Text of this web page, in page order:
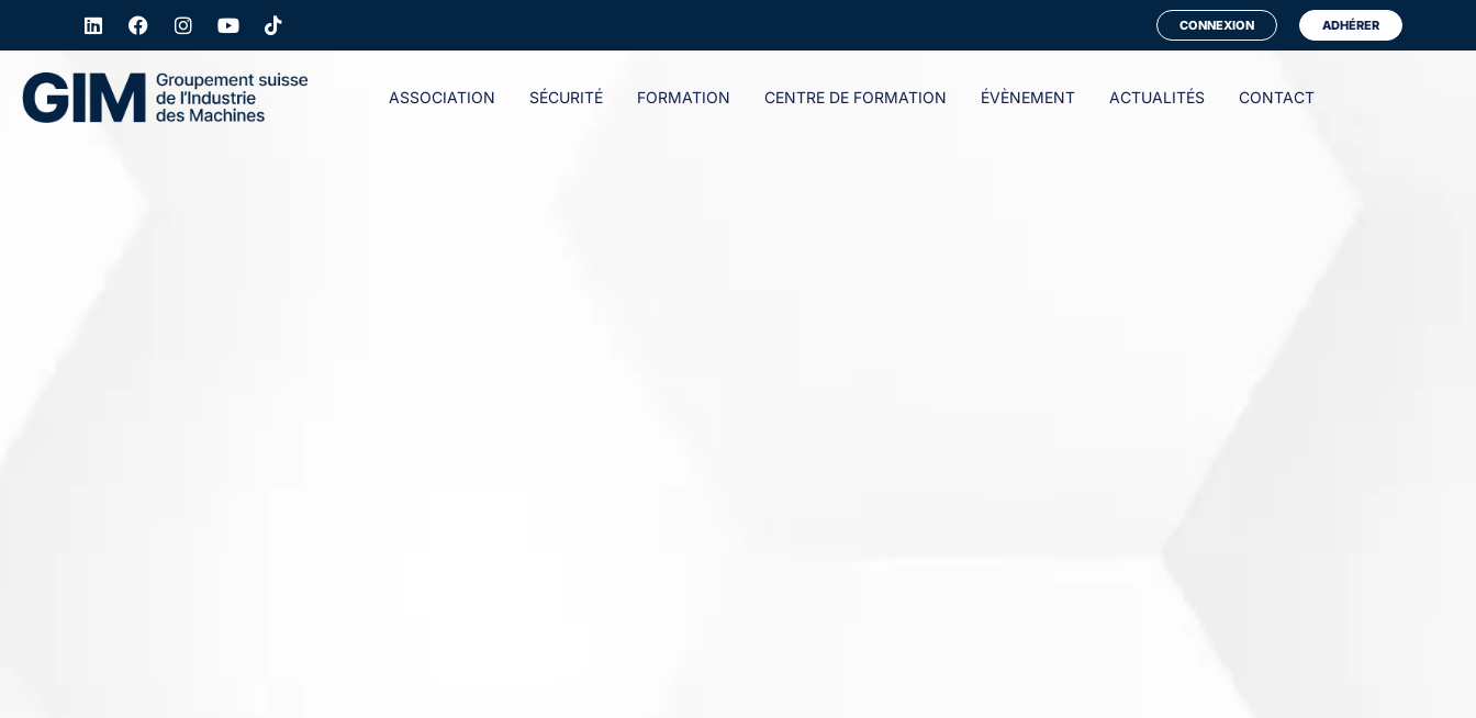
CONNEXION ADHÉRER
ASSOCIATION SÉCURITÉ FORMATION CENTRE DE FORMATION ÉVÈNEMENT ACTUALITÉS CONTACT